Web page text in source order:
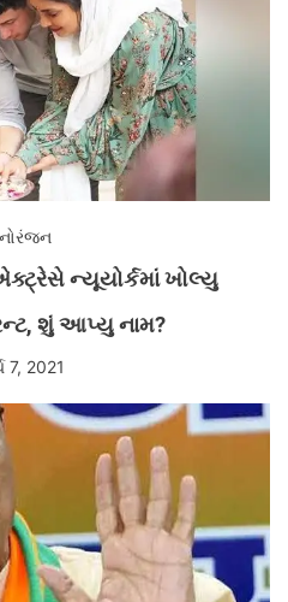
ન્યૂયોર્કમાં ખોલ્યુ
શું આપ્યુ નામ?
7, 2021